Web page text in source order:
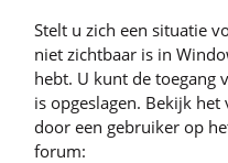
Stelt u zich een situatie
niet zichtbaar is in
hebt. U kunt de toegang
is opgeslagen. Bekijk
door een gebruiker op
forum: